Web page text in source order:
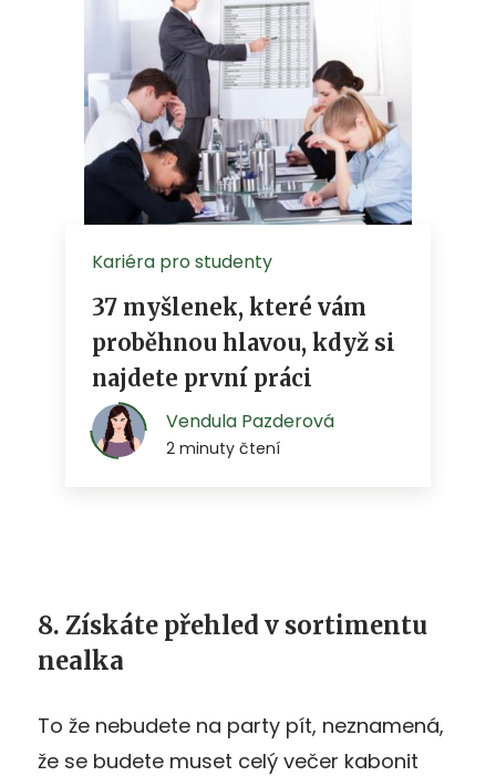
8. Získáte přehled v sortimentu
nealka
To že nebudete na party pít, neznamená,
že se budete muset celý večer kabonit